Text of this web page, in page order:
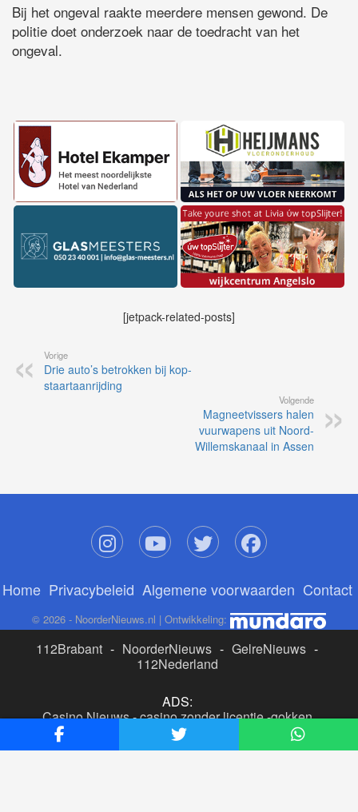
Bij het ongeval raakte meerdere mensen gewond. De
politie doet onderzoek naar de toedracht van het
ongeval.
[jetpack-related-posts]
Vorige
Drie auto’s betrokken bij kop-
staartaanrijding
Volgende
Magneetvissers halen
vuurwapens uit Noord-
Willemskanaal in Assen
Home Privacybeleid Algemene voorwaarden Contact
© 2026 - NoorderNieuws.nl | Ontwikkeling:
112Brabant - NoorderNieuws - GelreNieuws -
112Nederland
ADS:
Casino Nieuws-casino zonder licentie-gokken
buitenlandse site
beste online casino nederland